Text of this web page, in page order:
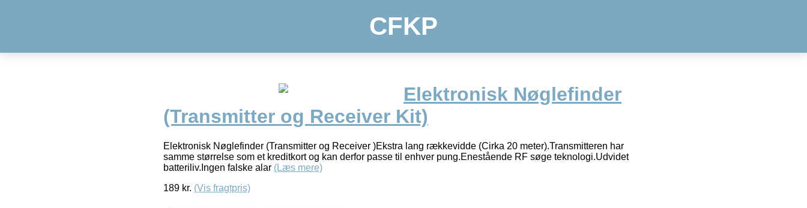
CFKP
Elektronisk Nøglefinder
(Transmitter og Receiver Kit)
Elektronisk Nøglefinder (Transmitter og Receiver )Ekstra lang rækkevidde (Cirka 20 meter).Transmitteren har
samme størrelse som et kreditkort og kan derfor passe til enhver pung.Enestående RF søge teknologi.Udvidet
batteriliv.Ingen falske alar (Læs mere)
189 kr. (Vis fragtpris)